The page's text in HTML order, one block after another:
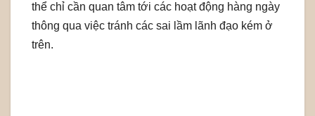
thể chỉ cần quan tâm tới các hoạt động hàng ngày
thông qua việc tránh các sai lầm lãnh đạo kém ở
trên.